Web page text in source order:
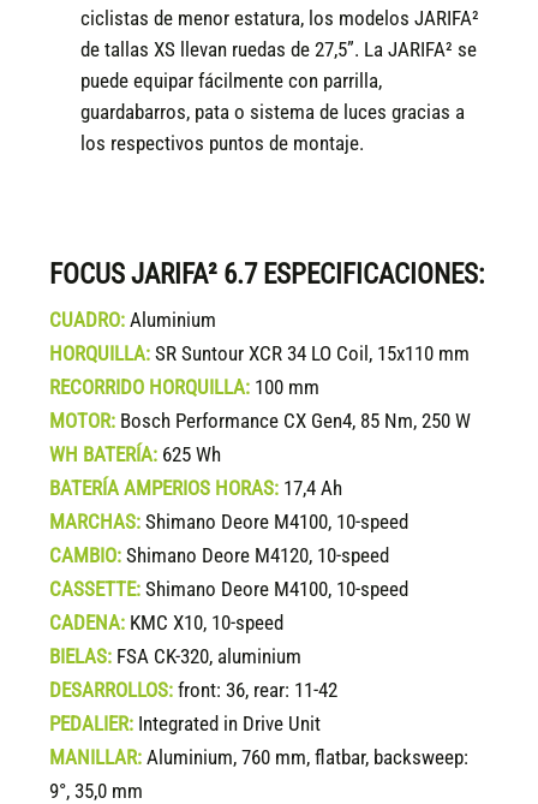
ciclistas de menor estatura, los modelos JARIFA²
de tallas XS llevan ruedas de 27,5”. La JARIFA² se
puede equipar fácilmente con parrilla,
guardabarros, pata o sistema de luces gracias a
los respectivos puntos de montaje.
FOCUS JARIFA² 6.7 ESPECIFICACIONES:
CUADRO: Aluminium
HORQUILLA: SR Suntour XCR 34 LO Coil, 15x110 mm
RECORRIDO HORQUILLA: 100 mm
MOTOR: Bosch Performance CX Gen4, 85 Nm, 250 W
WH BATERÍA: 625 Wh
BATERÍA AMPERIOS HORAS: 17,4 Ah
MARCHAS: Shimano Deore M4100, 10-speed
CAMBIO: Shimano Deore M4120, 10-speed
CASSETTE: Shimano Deore M4100, 10-speed
CADENA: KMC X10, 10-speed
BIELAS: FSA CK-320, aluminium
DESARROLLOS: front: 36, rear: 11-42
PEDALIER: Integrated in Drive Unit
MANILLAR: Aluminium, 760 mm, flatbar, backsweep:
9°, 35,0 mm